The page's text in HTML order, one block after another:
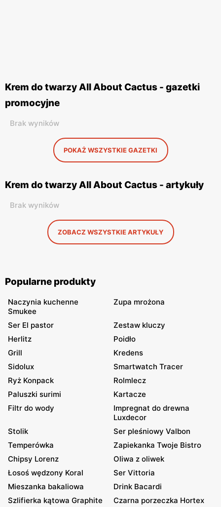
Krem do twarzy All About Cactus - gazetki
promocyjne
Brak wyników
POKAŻ WSZYSTKIE GAZETKI
Krem do twarzy All About Cactus - artykuły
Brak wyników
ZOBACZ WSZYSTKIE ARTYKUŁY
Popularne produkty
Naczynia kuchenne
Smukee
Zupa mrożona
Ser El pastor
Zestaw kluczy
Herlitz
Poidło
Grill
Kredens
Sidolux
Smartwatch Tracer
Ryż Konpack
Rolmlecz
Paluszki surimi
Kartacze
Filtr do wody
Impregnat do drewna
Luxdecor
Stolik
Ser pleśniowy Valbon
Temperówka
Zapiekanka Twoje Bistro
Chipsy Lorenz
Oliwa z oliwek
Łosoś wędzony Koral
Ser Vittoria
Mieszanka bakaliowa
Drink Bacardi
Szlifierka kątowa Graphite
Czarna porzeczka Hortex